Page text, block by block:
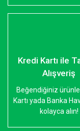
Kredi Kartı ile
Alışveriş
Beğendiğiniz
Kartı yada Banka
kolayca alın!